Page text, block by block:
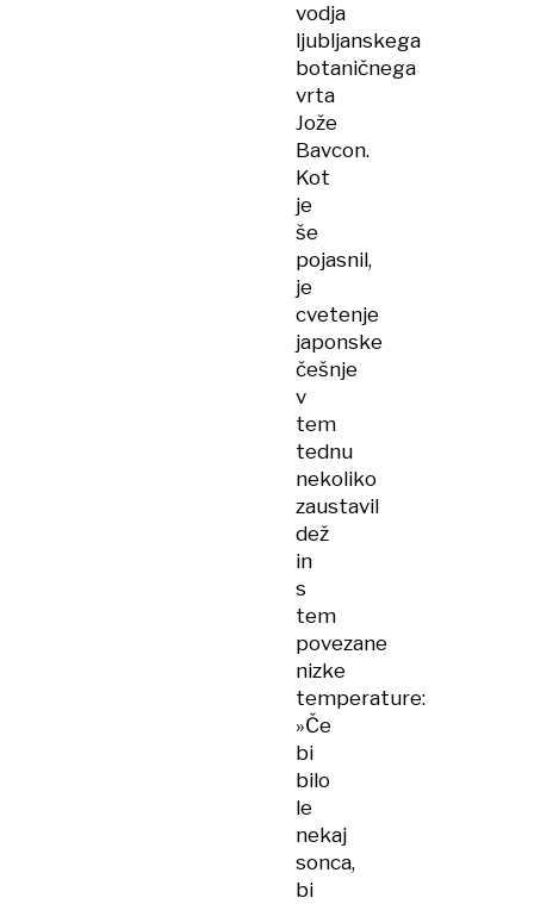
vodja
ljubljanskega
botaničnega
vrta
Jože
Bavcon.
Kot
je
še
pojasnil,
je
cvetenje
japonske
češnje
v
tem
tednu
nekoliko
zaustavil
dež
in
s
tem
povezane
nizke
temperature:
»Če
bi
bilo
le
nekaj
sonca,
bi